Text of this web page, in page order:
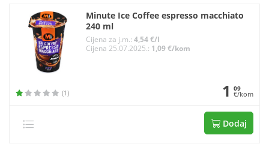
Minute Ice Coffee espresso macchiato
240 ml
Cijena za j.m.: 4,54 €/l
Cijena 25.07.2025.: 1,09 €/kom
(1) 1 09
€/kom
Dodaj